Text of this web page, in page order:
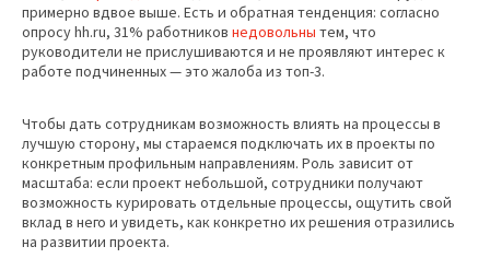
примерно вдвое выше. Есть и обратная тенденция: согласно
опросуhh.ru, 31% работников недовольны тем, что
руководители не прислушиваются и не проявляют интерес к
работе подчиненных — это жалоба из топ-3.
Чтобы дать сотрудникам возможность влиять на процессы в
лучшую сторону, мы стараемся подключать их в проекты по
конкретным профильным направлениям. Роль зависит от
масштаба: если проект небольшой, сотрудники получают
возможность курировать отдельные процессы, ощутить свой
вклад в него и увидеть, как конкретно их решения отразились
на развитии проекта.